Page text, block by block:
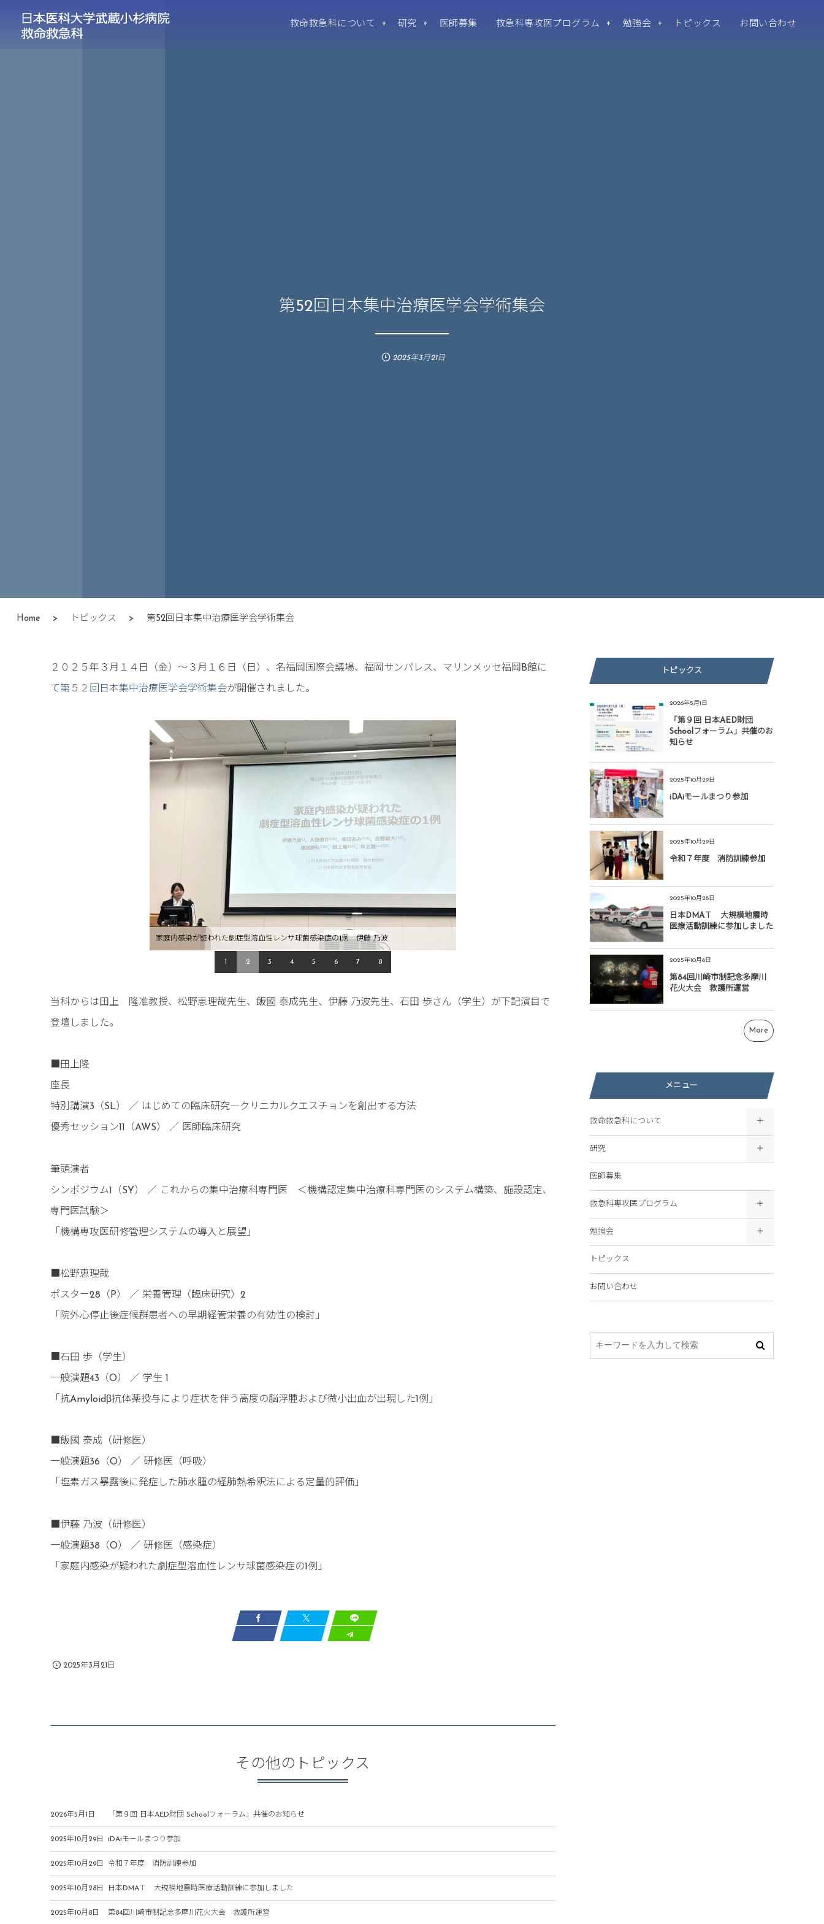
救命救急科について 研究 医師募集 救急科専攻医プログラム 勉強会 トピックス お問い合わせ
第52回日本集中治療医学会学術集会
2025年3月21日
Home> トピックス > 第52回日本集中治療医学会学術集会
２０２５年３月１４日（金）～３月１６日（日）、名福岡国際会議場、福岡サンパレス、マリンメッセ福岡B館に
て 第５２回日本集中治療医学会学術集会が開催されました。
家庭内感染が疑われた劇症型溶血性レンサ球菌感染症の1例 伊藤 乃波
1 2 3 4 5 6 7 8
当科からは田上 隆准教授、松野恵理哉先生、飯國 泰成先生、伊藤 乃波先生、石田 歩さん（学生）が下記演目で
登壇しました。
■田上隆
座長
特別講演3（SL） ／ はじめての臨床研究―クリニカルクエスチョンを創出する方法
優秀セッション11（AWS） ／ 医師臨床研究
筆頭演者
シンポジウム1（SY） ／ これからの集中治療科専門医 ＜機構認定集中治療科専門医のシステム構築、施設認定、
専門医試験＞
「機構専攻医研修管理システムの導入と展望」
■松野恵理哉
ポスター28（P） ／ 栄養管理（臨床研究）2
「院外心停止後症候群患者への早期経管栄養の有効性の検討」
■石田 歩（学生）
一般演題43（O） ／ 学生 1
「抗Amyloidβ抗体薬投与により症状を伴う高度の脳浮腫および微小出血が出現した1例」
■飯國 泰成（研修医）
一般演題36（O） ／ 研修医（呼吸）
「塩素ガス暴露後に発症した肺水腫の経肺熱希釈法による定量的評価」
■伊藤 乃波（研修医）
一般演題38（O） ／ 研修医（感染症）
「家庭内感染が疑われた劇症型溶血性レンサ球菌感染症の1例」
2025年3月21日
その他のトピックス
2026年5月1日 「第９回 日本AED財団 Schoolフォーラム」共催のお知らせ
2025年10月29日 iDAiモールまつり参加
2025年10月29日 令和７年度 消防訓練参加
2025年10月28日 日本DMAＴ 大規模地震時医療活動訓練に参加しました
2025年10月8日 第84回川崎市制記念多摩川花火大会 救護所運営
トピックス
2026年5月1日
「第９回 日本AED財団
Schoolフォーラム」共催のお
知らせ
2025年10月29日
iDAiモールまつり参加
2025年10月29日
令和７年度 消防訓練参加
2025年10月28日
日本DMAＴ 大規模地震時
医療活動訓練に参加しました
2025年10月8日
第84回川崎市制記念多摩川
花火大会 救護所運営
More
メニュー
救命救急科について
研究
医師募集
救急科専攻医プログラム
勉強会
トピックス
お問い合わせ